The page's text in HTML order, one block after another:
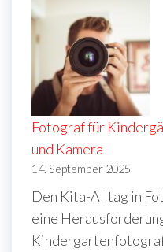
Fotograf für
und Kamera
14. September 2025
Den Kita-Alltag in
eine